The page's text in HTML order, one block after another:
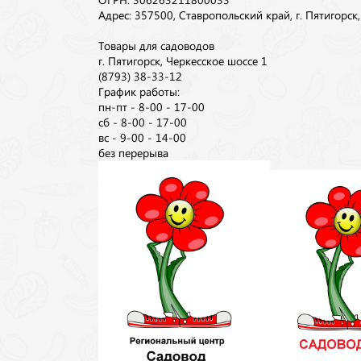
Адрес: 357500, Ставропольский край, г.
Товары для садоводов
г. Пятигорск, Черкесское шоссе 1
(8793) 38-33-12
График работы:
пн-пт - 8-00 - 17-00
сб - 8-00 - 17-00
вс - 9-00 - 14-00
без перерыва